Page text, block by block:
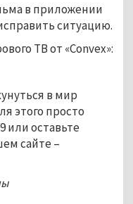
в приложении
ситуацию.
ТВ от «Convex»:
в мир
этого просто
или оставьте
сайте –